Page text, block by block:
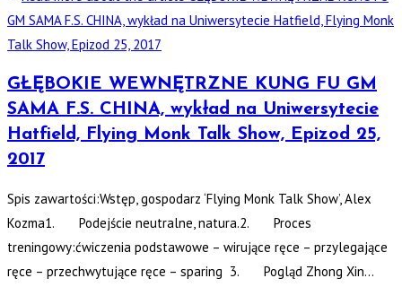
GŁĘBOKIE WEWNĘTRZNE KUNG FU GM
SAMA F.S. CHINA, wykład na Uniwersytecie
Hatfield, Flying Monk Talk Show, Epizod 25,
2017
Spis zawartości:Wstęp, gospodarz ‘Flying Monk Talk Show’, Alex
Kozma1. Podejście neutralne, natura.2. Proces
treningowy:ćwiczenia podstawowe – wirujące ręce – przylegające
ręce – przechwytujące ręce – sparing 3. Pogląd Zhong Xin…